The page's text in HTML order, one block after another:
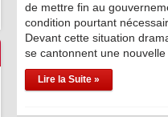
de mettre fin au
condition pourtant
Devant cette situation
se cantonnent une
Lire la Suite »